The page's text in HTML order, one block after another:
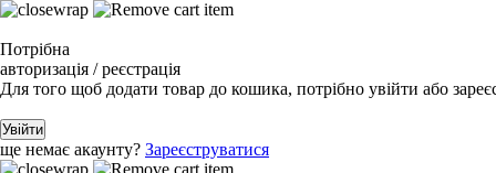
Потрібна
авторизація / реєстрація
Для того щоб додати товар до кошика, потрібно увійти або
Увійти
ще немає акаунту? Зареєструватися